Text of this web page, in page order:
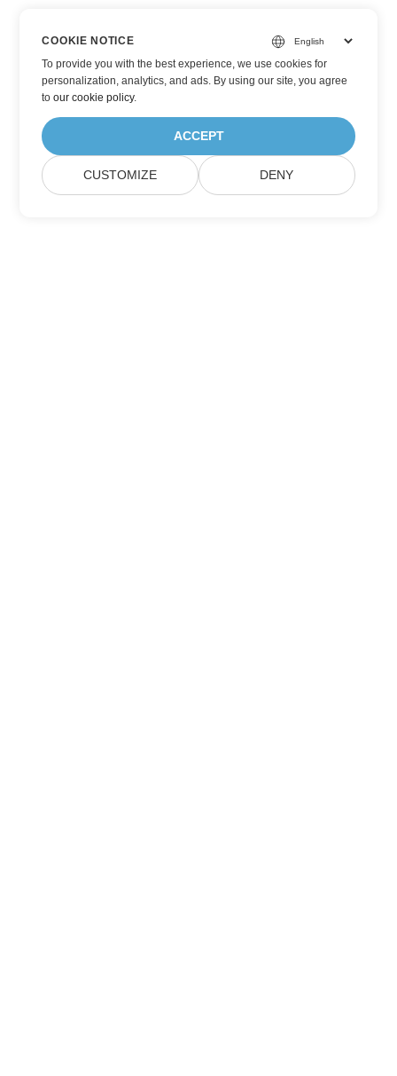
COOKIE NOTICE
To provide you with the best experience, we use cookies for
personalization, analytics, and ads. By using our site, you agree
toour cookie policy.
ACCEPT
CUSTOMIZE DENY